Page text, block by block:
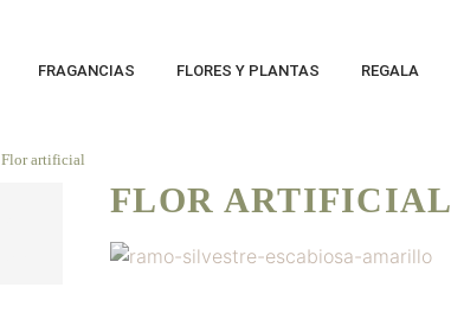
FRAGANCIAS FLORES Y PLANTAS REGALA
Flor artificial
FLOR ARTIFICIAL